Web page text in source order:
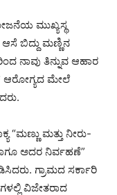
ಮುಖ್ಯಸ್ಥ
ಬಿದ್ದು ಮಣ್ಣಿನ
ನಾವು ತಿನ್ನುವ ಆಹಾರ
ಆರೋಗ್ಯದ ಮೇಲೆ
ಮತ್ತು ನೀರು-
ಅದರ ನಿರ್ವಹಣೆ”
ಗ್ರಾಮದ ಸರ್ಕಾರಿ
ವಿಜೇತರಾದ